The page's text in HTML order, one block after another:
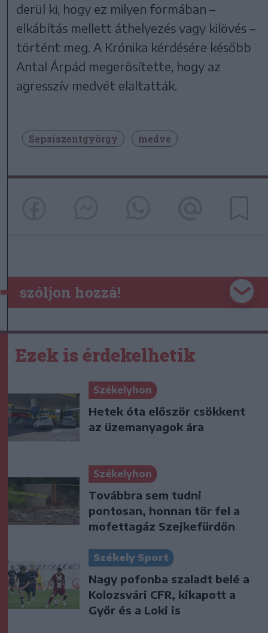
derül ki, hogy ez milyen formában –
elkábítás mellett áthelyezés vagy kilövés –
történt meg. A Krónika kérdésére később
Antal Árpád megerősítette, hogy az
agresszív medvét elaltatták.
Sepsiszentgyörgy medve
szóljon hozzá!
Ezek is érdekelhetik
Székelyhon
Hetek óta először csökkent
az üzemanyagok ára
Székelyhon
Továbbra sem tudni
pontosan, honnan tör fel a
mofettagáz Szejkefürdőn
Székely Sport
Nagy pofonba szaladt belé a
Kolozsvári CFR, kikapott a
Győr és a Loki is